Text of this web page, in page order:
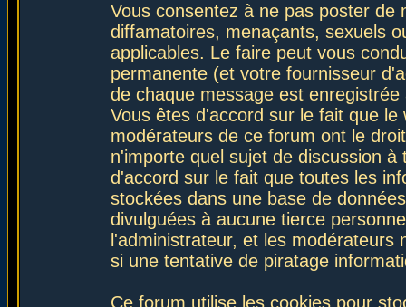
Vous consentez à ne pas poster de
diffamatoires, menaçants, sexuels
applicables. Le faire peut vous
permanente (et votre fournisseur
de chaque message est
Vous êtes d'accord sur le fait que
modérateurs de ce forum ont le
n'importe quel sujet de discussion
d'accord sur le fait que toutes les
stockées dans une base de
divulguées à aucune tierce
l'administrateur, et les
si une tentative de piratage
Ce forum utilise les cookies pour